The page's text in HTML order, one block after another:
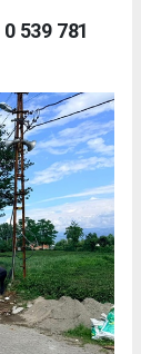
0 539 781